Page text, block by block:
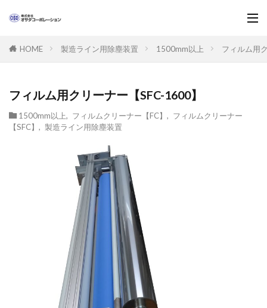
HOME 製造ライン用除塵装置 1500mm以上 フィルム用
フィルム用クリーナー【SFC-1600】
1500mm以上 フィルムクリーナー【FC】
フィルムクリーナー
【SFC】
製造ライン用除塵装置